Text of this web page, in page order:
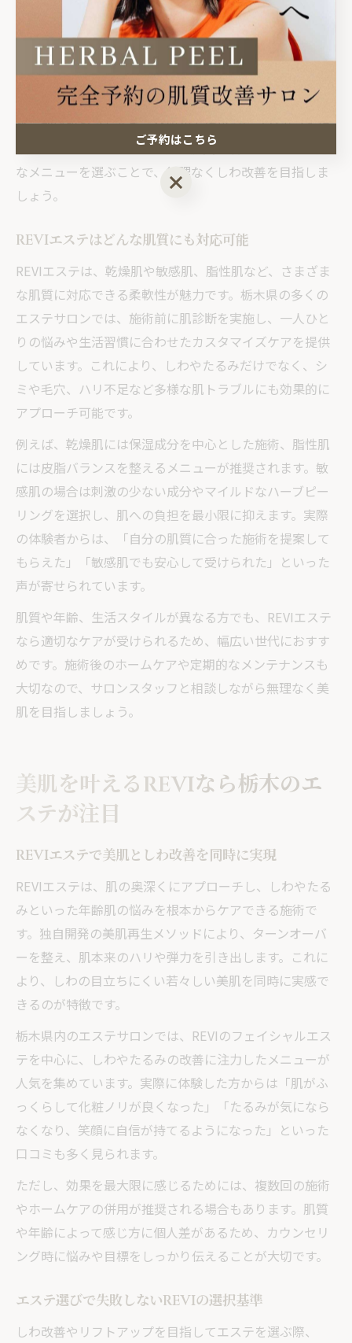
納得感の高いケアが可能になります。また、しわやたる
みの原因を多角的に分析し、生活習慣やホームケアとの
連携を重視するサロンも増加傾向です。
ただし、最新施術は肌への刺激も強くなる場合があるた
め、敏感肌やアレルギー体質の方は事前にスタッフへ相
談することが重要です。自分の肌質や悩みに合った最適
なメニューを選ぶことで、無理なくしわ改善を目指しま
しょう。
REVIエステはどんな肌質にも対応可能
REVIエステは、乾燥肌や敏感肌、脂性肌など、さまざま
な肌質に対応できる柔軟性が魅力です。栃木県の多くの
エステサロンでは、施術前に肌診断を実施し、一人ひと
りの悩みや生活習慣に合わせたカスタマイズケアを提供
しています。これにより、しわやたるみだけでなく、シ
ミや毛穴、ハリ不足など多様な肌トラブルにも効果的に
アプローチ可能です。
例えば、乾燥肌には保湿成分を中心とした施術、脂性肌
には皮脂バランスを整えるメニューが推奨されます。敏
感肌の場合は刺激の少ない成分やマイルドなハーブピー
リングを選択し、肌への負担を最小限に抑えます。実際
の体験者からは、「自分の肌質に合った施術を提案して
もらえた」「敏感肌でも安心して受けられた」といった
声が寄せられています。
肌質や年齢、生活スタイルが異なる方でも、REVIエステ
なら適切なケアが受けられるため、幅広い世代におすす
めです。施術後のホームケアや定期的なメンテナンスも
大切なので、サロンスタッフと相談しながら無理なく美
肌を目指しましょう。
美肌を叶えるREVIなら栃木のエ
ステが注目
REVIエステで美肌としわ改善を同時に実現
REVIエステは、肌の奥深くにアプローチし、しわやたる
みといった年齢肌の悩みを根本からケアできる施術で
す。独自開発の美肌再生メソッドにより、ターンオーバ
ーを整え、肌本来のハリや弾力を引き出します。これに
より、しわの目立ちにくい若々しい美肌を同時に実感で
きるのが特徴です。
栃木県内のエステサロンでは、REVIのフェイシャルエス
テを中心に、しわやたるみの改善に注力したメニューが
人気を集めています。実際に体験した方からは「肌がふ
っくらして化粧ノリが良くなった」「たるみが気になら
なくなり、笑顔に自信が持てるようになった」といった
口コミも多く見られます。
ただし、効果を最大限に感じるためには、複数回の施術
やホームケアの併用が推奨される場合もあります。肌質
や年齢によって感じ方に個人差があるため、カウンセリ
ング時に悩みや目標をしっかり伝えることが大切です。
エステ選びで失敗しないREVIの選択基準
しわ改善やリフトアップを目指してエステを選ぶ際、
ご予約はこちら
ご予約はこちら